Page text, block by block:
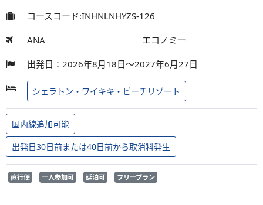
コースコード:INHNLNHYZS-126
ANA エコノミー
出発日：2026年8月18日～2027年6月27日
シェラトン・ワイキキ・ビーチリゾート
国内線追加可能
出発日30日前または40日前から取消料発生
直行便 一人参加可 延泊可 フリープラン